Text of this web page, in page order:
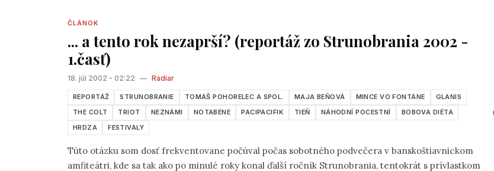
ČLÁNOK
... a tento rok nezaprší? (reportáž zo Strunobrania 2002 -
1.časť)
18. júl 2002 - 02:22 — Radiar
REPORTÁŽ STRUNOBRANIE TOMÁŠ POHORELEC A SPOL. MAJA BEŇOVÁ MINCE VO FONTÁNE
GLANIS
THE COLT
TRIOT NEZNÁMI NOTABENE PACIPACIFIK TIEŇ NÁHODNÍ POCESTNÍ
BOBOVA DIÉTA
HRDZA
FESTIVALY
Túto otázku som dosť frekventovane počúval počas sobotného podvečera v banskoštiavnickom
amfiteátri, kde sa tak ako po minulé roky konal ďalší ročník Strunobrania, tentokrát s prívlastkom